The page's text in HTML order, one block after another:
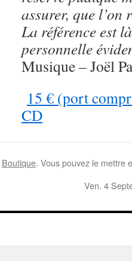
assurer, que l’on
La référence est
personnelle
Musique – Joël
15 € (port
CD
Boutique. Vous pouvez le mettre
Ven. 4